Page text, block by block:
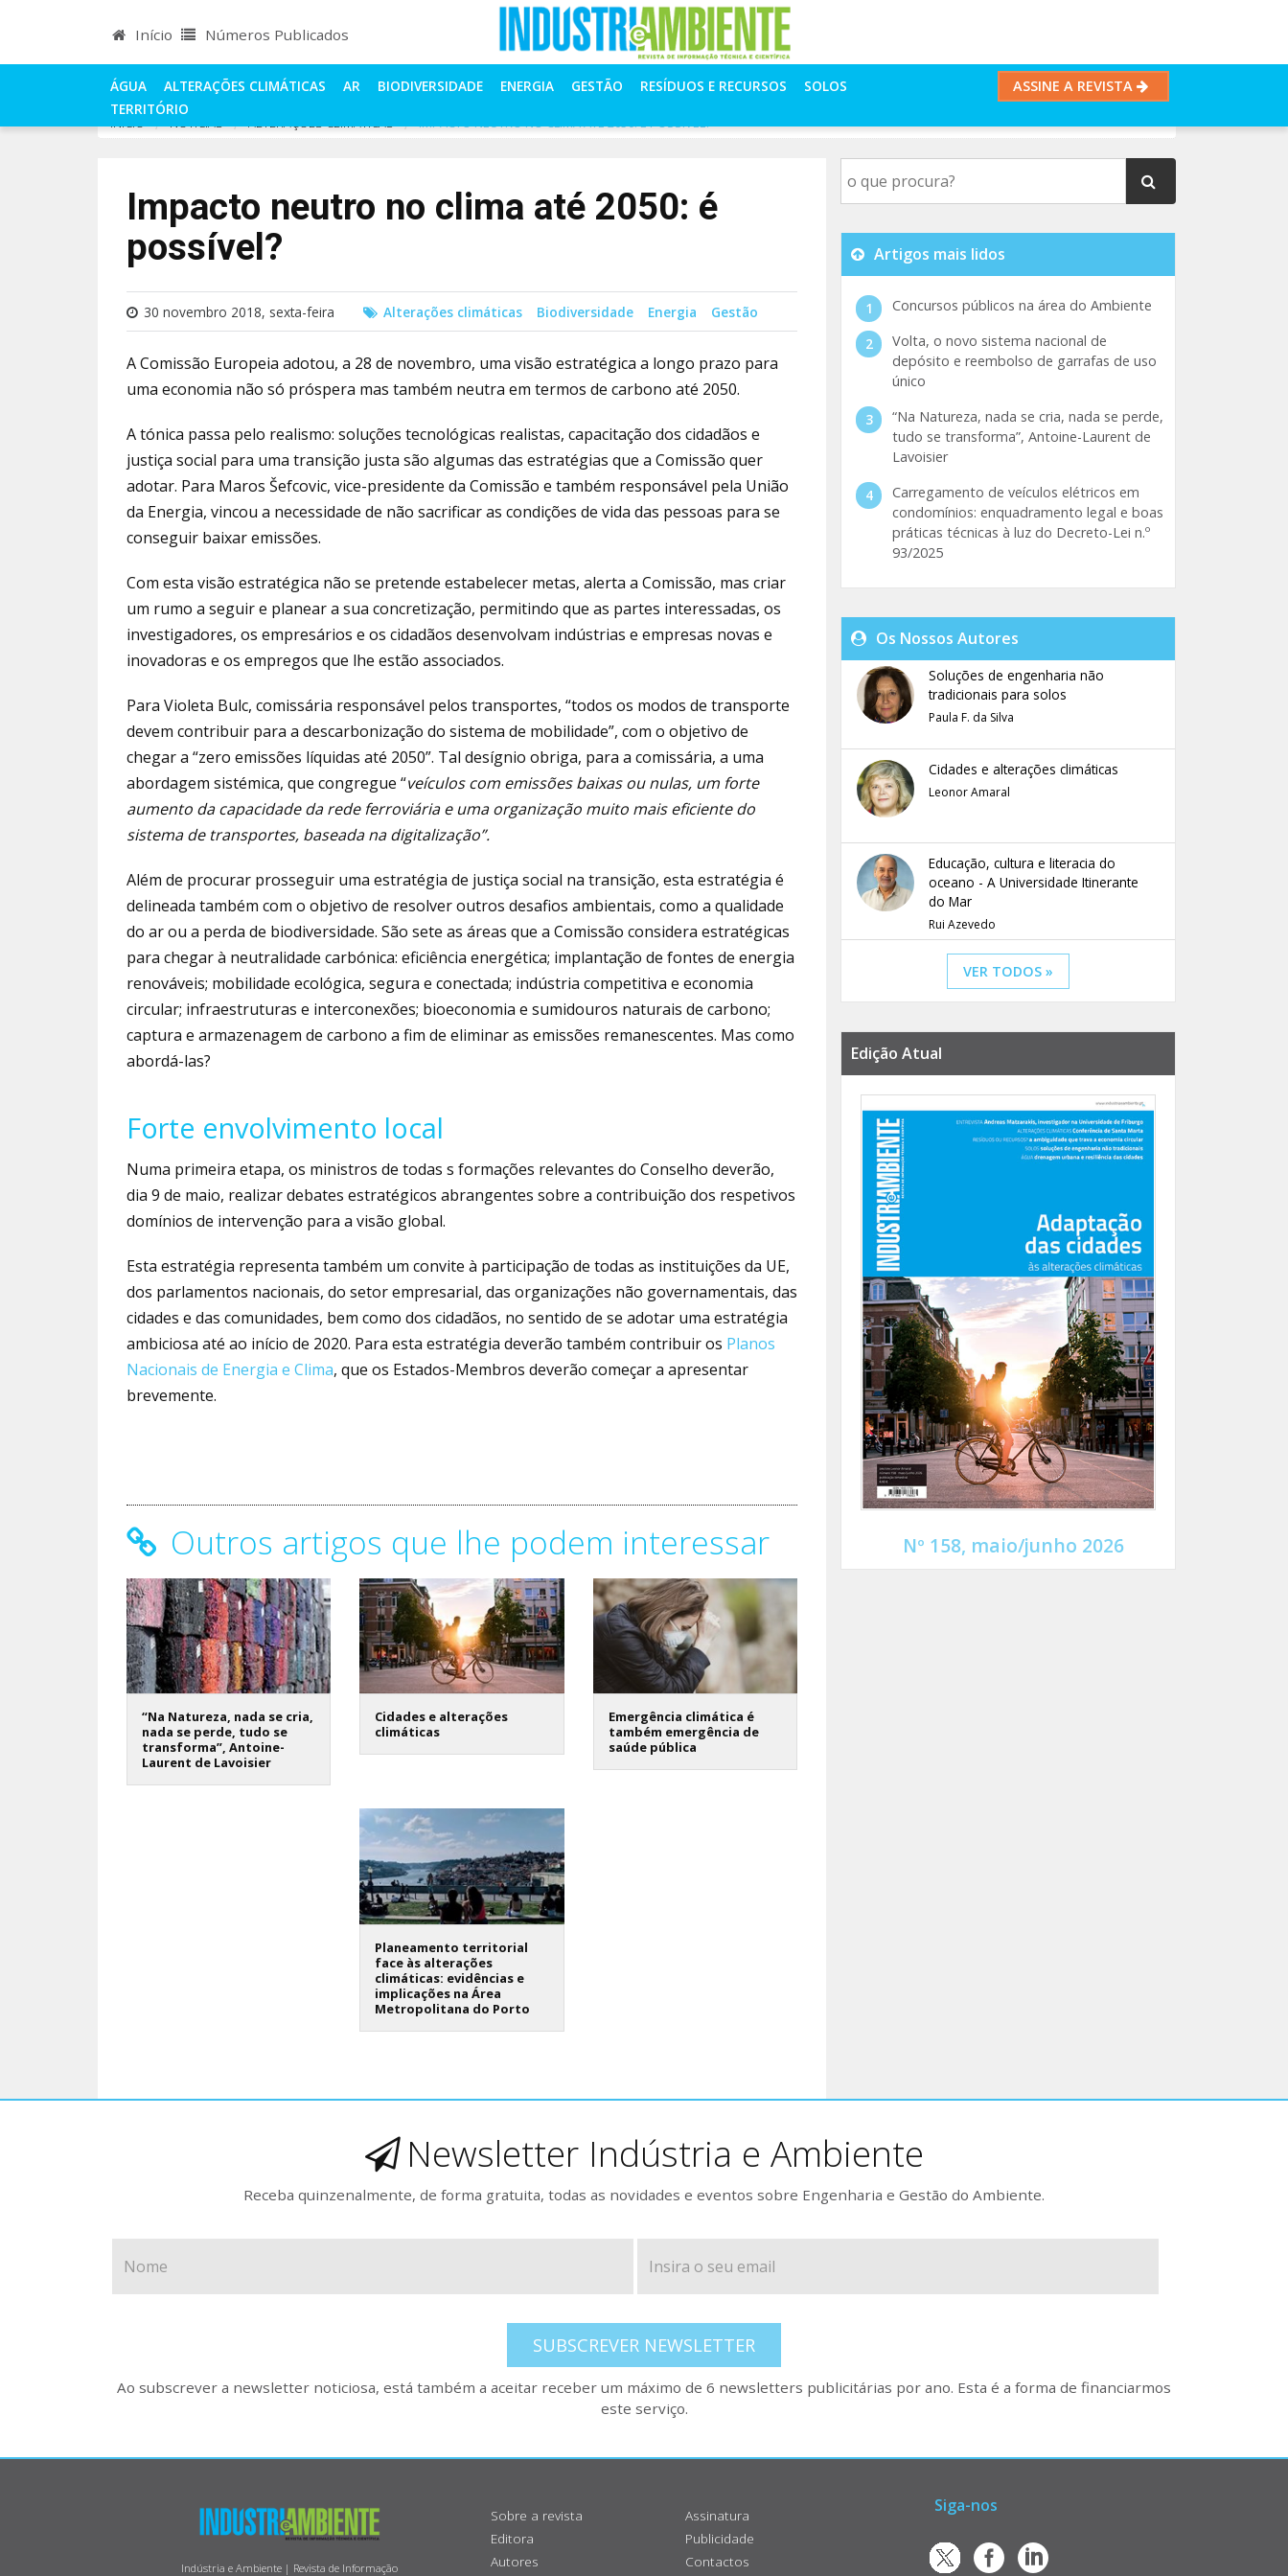
Início Números Publicados
ÁGUA ALTERAÇÕES CLIMÁTICAS AR BIODIVERSIDADE ENERGIA GESTÃO RESÍDUOS E RECURSOS
SOLOS
TERRITÓRIO
ASSINE A REVISTA
INÍCIO NOTÍCIAS ALTERAÇÕES CLIMÁTICAS IMPACTO NEUTRO NO CLIMA ATÉ 2050: É POSSÍVEL?
Impacto neutro no clima até 2050: é
possível?
30 novembro 2018, sexta-feira Alterações climáticas Biodiversidade Energia Gestão
A Comissão Europeia adotou, a 28 de novembro, uma visão estratégica a longo prazo para
uma economia não só próspera mas também neutra em termos de carbono até 2050.
A tónica passa pelo realismo: soluções tecnológicas realistas, capacitação dos cidadãos e
justiça social para uma transição justa são algumas das estratégias que a Comissão quer
adotar. Para Maros Šefcovic, vice-presidente da Comissão e também responsável pela União
da Energia, vincou a necessidade de não sacrificar as condições de vida das pessoas para se
conseguir baixar emissões.
Com esta visão estratégica não se pretende estabelecer metas, alerta a Comissão, mas criar
um rumo a seguir e planear a sua concretização, permitindo que as partes interessadas, os
investigadores, os empresários e os cidadãos desenvolvam indústrias e empresas novas e
inovadoras e os empregos que lhe estão associados.
Para Violeta Bulc, comissária responsável pelos transportes, “todos os modos de transporte
devem contribuir para a descarbonização do sistema de mobilidade”, com o objetivo de
chegar a “zero emissões líquidas até 2050”. Tal desígnio obriga, para a comissária, a uma
abordagem sistémica, que congregue “veículos com emissões baixas ou nulas, um forte
aumento da capacidade da rede ferroviária e uma organização muito mais eficiente do
sistema de transportes, baseada na digitalização”.
Além de procurar prosseguir uma estratégia de justiça social na transição, esta estratégia é
delineada também com o objetivo de resolver outros desafios ambientais, como a qualidade
do ar ou a perda de biodiversidade. São sete as áreas que a Comissão considera estratégicas
para chegar à neutralidade carbónica: eficiência energética; implantação de fontes de energia
renováveis; mobilidade ecológica, segura e conectada; indústria competitiva e economia
circular; infraestruturas e interconexões; bioeconomia e sumidouros naturais de carbono;
captura e armazenagem de carbono a fim de eliminar as emissões remanescentes. Mas como
abordá-las?
Forte envolvimento local
Numa primeira etapa, os ministros de todas s formações relevantes do Conselho deverão,
dia 9 de maio, realizar debates estratégicos abrangentes sobre a contribuição dos respetivos
domínios de intervenção para a visão global.
Esta estratégia representa também um convite à participação de todas as instituições da UE,
dos parlamentos nacionais, do setor empresarial, das organizações não governamentais, das
cidades e das comunidades, bem como dos cidadãos, no sentido de se adotar uma estratégia
ambiciosa até ao início de 2020. Para esta estratégia deverão também contribuir os Planos
Nacionais de Energia e Clima, que os Estados-Membros deverão começar a apresentar
brevemente.
Outros artigos que lhe podem interessar
“Na Natureza, nada se cria,
nada se perde, tudo se
transforma”, Antoine-
Laurent de Lavoisier
Cidades e alterações
climáticas
Emergência climática é
também emergência de
saúde pública
Planeamento territorial
face às alterações
climáticas: evidências e
implicações na Área
Metropolitana do Porto
Artigos mais lidos
Concursos públicos na área do Ambiente
Volta, o novo sistema nacional de
depósito e reembolso de garrafas de uso
único
“Na Natureza, nada se cria, nada se perde,
tudo se transforma”, Antoine-Laurent de
Lavoisier
Carregamento de veículos elétricos em
condomínios: enquadramento legal e boas
práticas técnicas à luz do Decreto-Lei n.º
93/2025
Os Nossos Autores
Soluções de engenharia não
tradicionais para solos
Paula F. da Silva
Cidades e alterações climáticas
Leonor Amaral
Educação, cultura e literacia do
oceano - A Universidade Itinerante
do Mar
Rui Azevedo
VER TODOS »
Edição Atual
Nº 158, maio/junho 2026
Newsletter Indústria e Ambiente
Receba quinzenalmente, de forma gratuita, todas as novidades e eventos sobre Engenharia e Gestão do Ambiente.
SUBSCREVER NEWSLETTER
Ao subscrever a newsletter noticiosa, está também a aceitar receber um máximo de 6 newsletters publicitárias por ano. Esta é a forma de financiarmos
este serviço.
Indústria e Ambiente | Revista de Informação
Sobre a revista
Editora
Autores
Assinatura
Publicidade
Contactos
Siga-nos